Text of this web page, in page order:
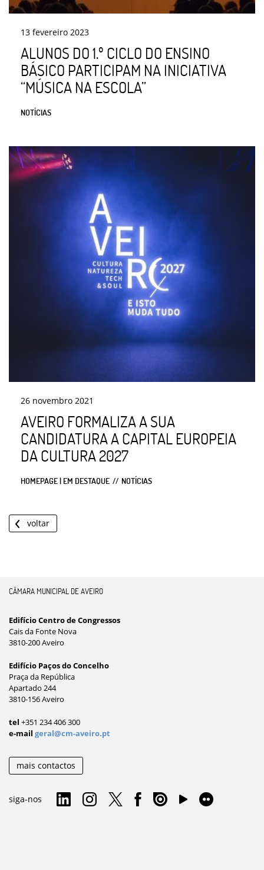
13 fevereiro 2023
ALUNOS DO 1.º CICLO DO ENSINO
BÁSICO PARTICIPAM NA INICIATIVA
“MÚSICA NA ESCOLA”
NOTÍCIAS
26 novembro 2021
AVEIRO FORMALIZA A SUA
CANDIDATURA A CAPITAL EUROPEIA
DA CULTURA 2027
HOMEPAGE | EM DESTAQUE NOTÍCIAS
voltar
CÂMARA MUNICIPAL DE AVEIRO
Edifício Centro de Congressos
Cais da Fonte Nova
3810-200 Aveiro
Edifício Paços do Concelho
Praça da República
Apartado 244
3810-156 Aveiro
tel +351 234 406 300
e-mail geral@cm-aveiro.pt
mais contactos
siga-nos